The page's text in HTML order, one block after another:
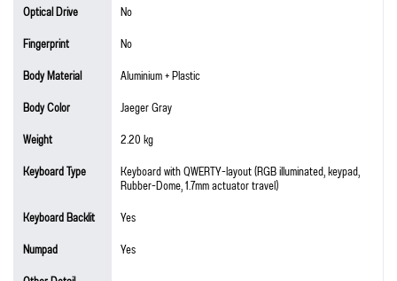
Optical Drive
No
Fingerprint
No
Body Material
Aluminium + Plastic
Body Color
Jaeger Gray
Weight
2.20 kg
Keyboard Type
Keyboard with QWERTY-layout (RGB illuminated, keypad,
Rubber-Dome, 1.7mm actuator travel)
Keyboard Backlit
Yes
Numpad
Yes